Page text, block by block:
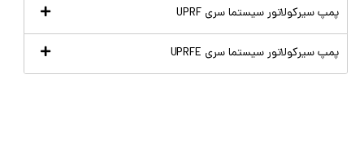
پمپ سیرکولاتور سیستما سری UPRF
پمپ سیرکولاتور سیستما سری UPRFE